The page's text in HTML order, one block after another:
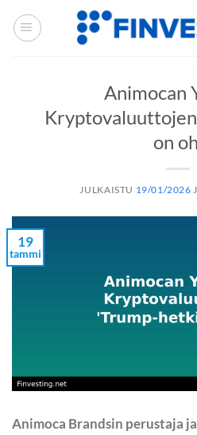
Siirry
sisältöön
Animocan
Kryptovaluuttojen
on
JULKAISTU 19/01/2026
19
tammi
Animoca Brandsin perustaja